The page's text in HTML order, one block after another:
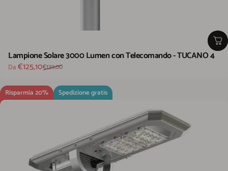
Lampione Solare 3000 Lumen con Telecomando - TUCANO 4
Prezzo scontato
Da€125,10
Prezzo di listino
€139,00
Risparmia 20% Spedizione gratis